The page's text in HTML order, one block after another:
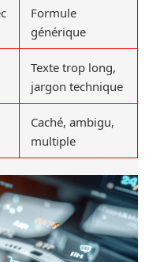
Formule
générique
Texte trop long,
jargon technique
Caché, ambigu,
multiple